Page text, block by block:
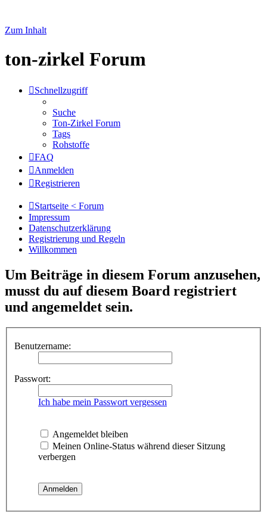
Zum Inhalt
ton-zirkel Forum
Schnellzugriff
Suche
Ton-Zirkel Forum
Tags
Rohstoffe
FAQ
Anmelden
Registrieren
Startseite < Forum
Impressum
Datenschutzerklärung
Registrierung und Regeln
Willkommen
Um Beiträge in diesem Forum anzusehen,
musst du auf diesem Board registriert
und angemeldet sein.
Benutzername:
Passwort:
Ich habe mein Passwort vergessen
Angemeldet bleiben
Meinen Online-Status während dieser Sitzung
verbergen